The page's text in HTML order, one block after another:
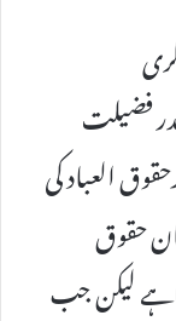
فضیلت
العباد کی
حقوق
لیکن جب